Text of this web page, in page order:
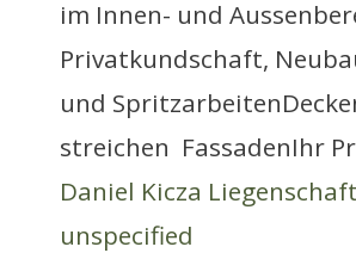
im Innen- und
Privatkundschaft,
und
streichen FassadenIhr
Daniel Kicza
unspecified